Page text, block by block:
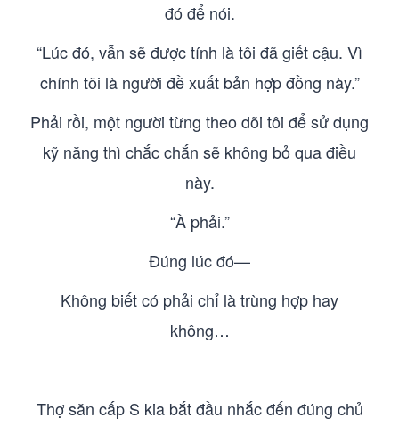
đó để nói.
“Lúc đó, vẫn sẽ được tính là tôi đã giết cậu. Vì
chính tôi là người đề xuất bản hợp đồng này.”
Phải rồi, một người từng theo dõi tôi để sử dụng
kỹ năng thì chắc chắn sẽ không bỏ qua điều
này.
“À phải.”
Đúng lúc đó—
Không biết có phải chỉ là trùng hợp hay
không…
Thợ săn cấp S kia bắt đầu nhắc đến đúng chủ